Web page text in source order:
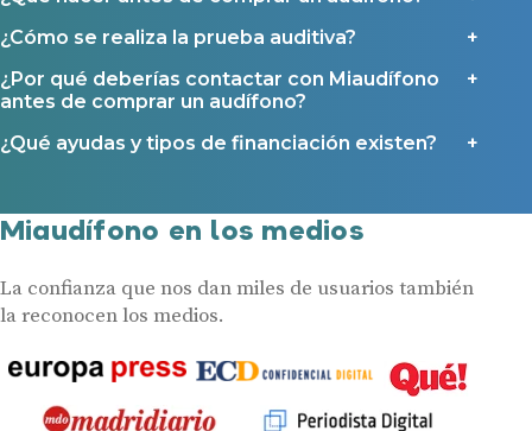
¿Cómo se realiza la prueba auditiva?
¿Por qué deberías contactar con Miaudífono
antes de comprar un audífono?
¿Qué ayudas y tipos de financiación existen?
Miaudífono en los medios
La confianza que nos dan miles de usuarios también
la reconocen los medios.